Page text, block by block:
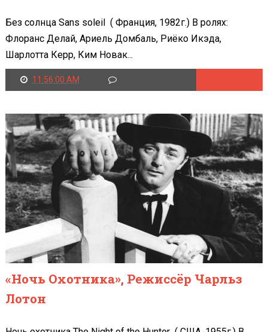
Без солнца Sans soleil ( Франция, 1982г.) В ролях:
Флоранс Делай, Ариель Домбаль, Риёко Икэда,
Шарлотта Керр, Ким Новак...
11:56:00 AM
«Ночь Охотника», Режиссёр Чарльз
Лотон